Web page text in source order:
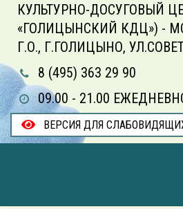
КУЛЬТУРНО-ДОСУГОВЫЙ
«ГОЛИЦЫНСКИЙ КДЦ») -
Г.О., Г.ГОЛИЦЫНО,
8 (495) 363 29 90
09.00 - 21.00
ВЕРСИЯ ДЛЯ